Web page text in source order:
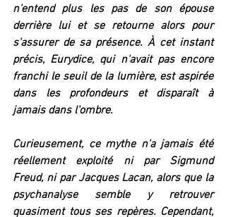
n'entend plus les pas de son épouse
derrière lui et se retourne alors pour
s'assurer de sa présence. À cet instant
précis, Eurydice, qui n'avait pas encore
franchi le seuil de la lumière, est aspirée
dans les profondeurs et disparaît à
jamais dans l'ombre.
Curieusement, ce mythe n'a jamais été
réellement exploité ni par Sigmund
Freud, ni par Jacques Lacan, alors que la
psychanalyse semble y retrouver
quasiment tous ses repères. Cependant,